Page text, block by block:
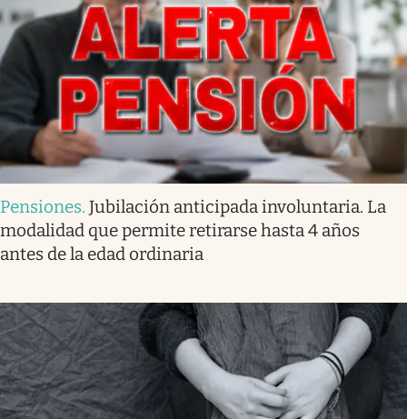
Pensiones. Jubilación anticipada involuntaria. La
modalidad que permite retirarse hasta 4 años
antes de la edad ordinaria